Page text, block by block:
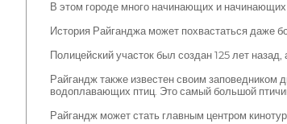
В этом городе много начинающих и начинающих
История Райганджа может похвастаться даже
Полицейский участок был создан 125 лет
Райгандж также известен своим заповедником
водоплавающих птиц. Это самый большой
Райгандж может стать главным центром